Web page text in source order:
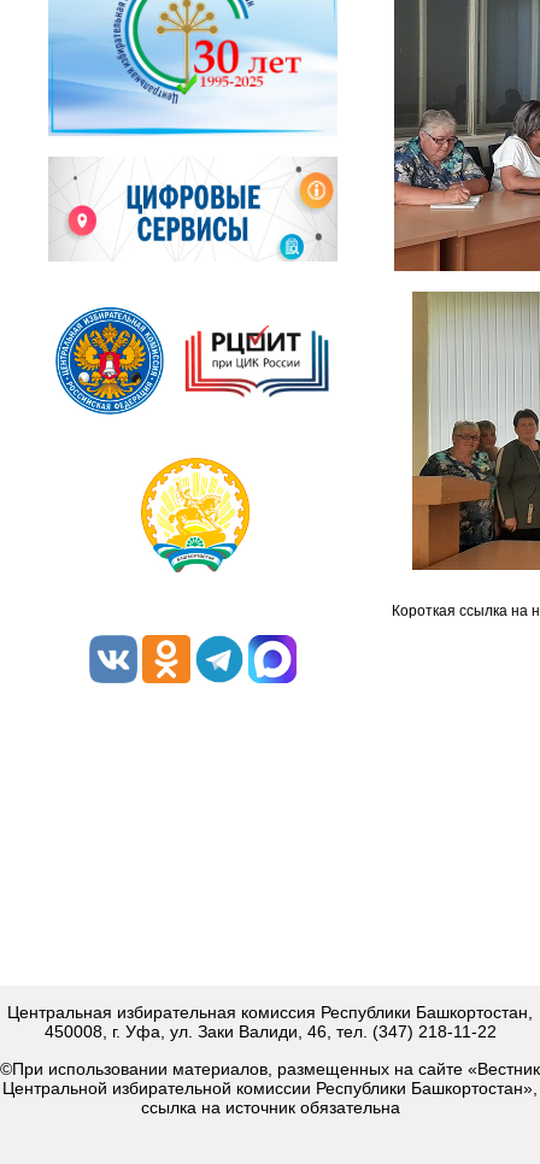
Короткая ссылка на
Центральная избирательная комиссия Республики Башкортостан,
450008, г. Уфа, ул. Заки Валиди, 46, тел. (347) 218-11-22
©При использовании материалов, размещенных на сайте «Вестник
Центральной избирательной комиссии Республики Башкортостан»,
ссылка на источник обязательна